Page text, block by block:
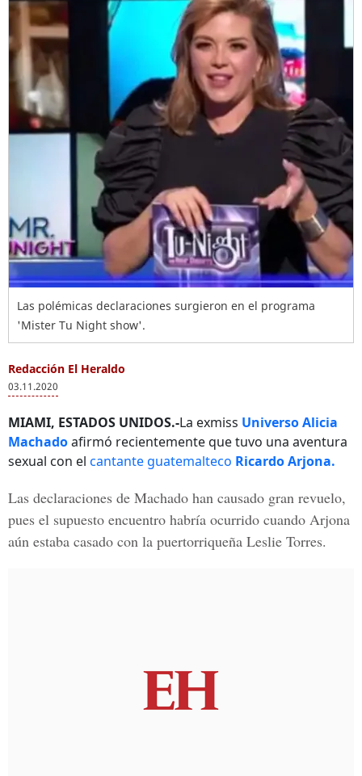
Las polémicas declaraciones surgieron en el programa
'Mister Tu Night show'.
Redacción El Heraldo
03.11.2020
MIAMI, ESTADOS UNIDOS.-La exmiss Universo Alicia
Machadoafirmó recientemente que tuvo una aventura
sexual con el cantante guatemalteco Ricardo Arjona.
Las declaraciones de Machado han causado gran revuelo,
pues el supuesto encuentro habría ocurrido cuando Arjona
aún estaba casado con la puertorriqueña Leslie Torres.